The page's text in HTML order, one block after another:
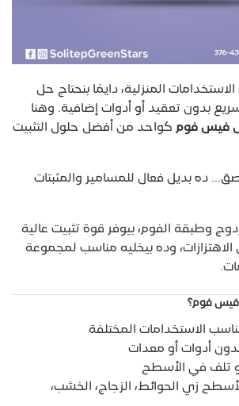
المنزلية، دايمًا بنحتاج حل
بدون تعقيد أو أدوات إضافية. وهنا
فيس فوم كواحد من أفضل حلول التثبيت
ده بديل فعال للمسامير والمثبتات
وطبقة الفوم، بيوفر قوة تثبيت عالية
وده بيخليه مناسب لمجموعة
فيس فوم؟
الاستخدامات المختلفة
أدوات أو معدات
تلف في الأسطح
زي الحوائط، الزجاج، الخشب،